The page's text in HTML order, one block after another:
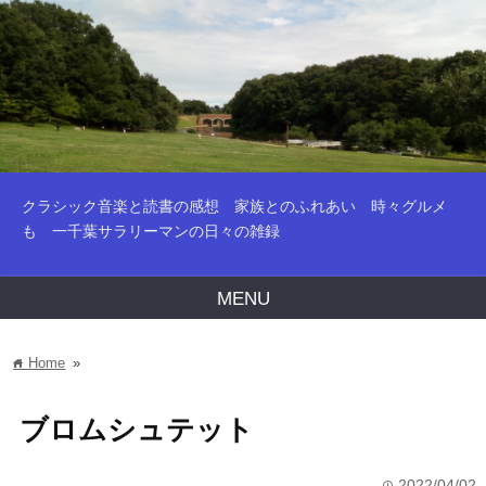
クラシック音楽と読書の感想 家族とのふれあい 時々グルメ
も 一千葉サラリーマンの日々の雑録
MENU
home Home »
ブロムシュテット